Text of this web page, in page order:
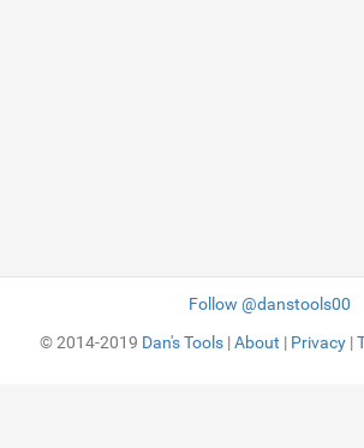
Follow @danstools00
© 2014-2019 Dan's Tools|About | Privacy|